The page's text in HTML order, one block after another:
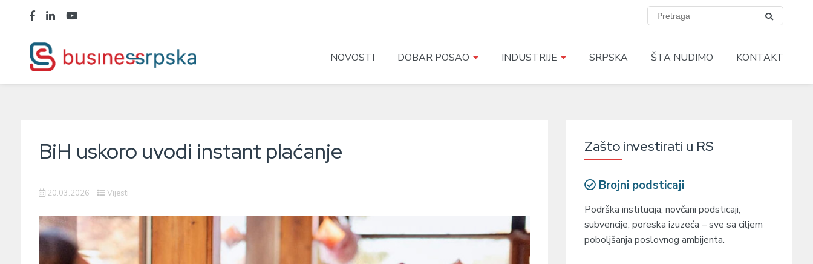
NOVOSTI DOBAR POSAO INDUSTRIJE SRPSKA ŠTA NUDIMO KONTAKT
BiH uskoro uvodi instant plaćanje
20.03.2026 Vijesti
Zašto investirati u RS
Brojni podsticaji
Podrška institucija, novčani podsticaji,
subvencije, poreska izuzeća – sve sa ciljem
poboljšanja poslovnog ambijenta.